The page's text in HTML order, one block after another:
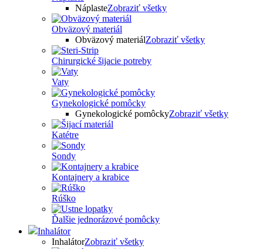
NáplasteZobraziť všetky
Obväzový materiál
Obväzový materiálZobraziť všetky
Chirurgické šijacie potreby
Vaty
Gynekologické pomôcky
Gynekologické pomôckyZobraziť všetky
Katétre
Sondy
Kontajnery a krabice
Rúško
Ďalšie jednorázové pomôcky
Inhalátor
InhalátorZobraziť všetky